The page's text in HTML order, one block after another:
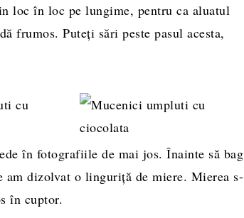
loc în loc pe lungime, pentru ca aluatul
frumos. Puteți sări peste pasul acesta,
în fotografiile de mai jos. Înainte să bag
dizolvat o linguriță de miere. Mierea s-
în cuptor.